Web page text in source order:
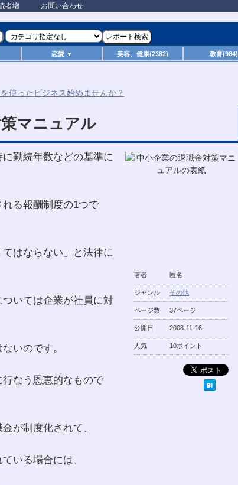
者増 お問い合わせ
恋愛 ▼ 美容、健康(2382) 教育(984)
マニュアル
著者 匿名
ジャンル その他
ページ数 37ページ
公開日 2008-11-16
人気 10ポイント
勤続年数などの基準に
る報酬制度の1つで
はならない」と法律に
いては企業が社員に対
いのです。
なう恩恵的なもので
が制度化されて、
いる場合には、